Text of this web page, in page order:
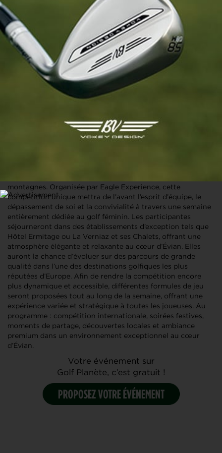
FCUP 2026 – 3ème édition – Evian Resort
Date : 29/09/2026
Evian Resort Golf Club
0619066434
contact@eagle-
experience.com
https://eagle-
experience.com/voyages/fcu
p-2026-evian-resort-france-
En quelques mots
montagnes. Organisée par Eagle Experience, cette
compétition unique mettra de l’avant l’esprit d’équipe, le
dépassement de soi et la convivialité à travers une semaine
entièrement dédiée au golf féminin. Les participantes
séjourneront dans des établissements d’exception tels que
Hôtel Ermitage ou La Verniaz et ses Chalets, offrant une
atmosphère élégante et relaxante au cœur d’Évian. Elles
auront la chance d’évoluer sur des parcours de grande
qualité dans l’une des destinations golfiques les plus
réputées d’Europe. Afin de rendre la compétition encore
plus dynamique et accessible, différentes formules de jeu
seront proposées tout au long de la semaine, offrant une
expérience variée et stratégique à toutes les joueuses. Au
programme : compétition internationale, soirées festives,
moments de partage, découvertes locales et ambiance
premium dans un environnement exceptionnel au cœur
d’Évian.
Votre événement sur
Golf Planète, c’est gratuit !
PROPOSEZ VOTRE ÉVÉNEMENT